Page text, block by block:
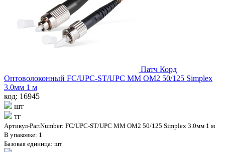
Патч Корд
Оптоволоконный FC/UPC-ST/UPC MM OM2 50/125 Simplex
3.0мм 1 м
код: 16945
шт
тг
Артикул-PartNumber: FC/UPC-ST/UPC MM OM2 50/125 Simplex 3.0мм 1 м
В упаковке: 1
Базовая единица: шт